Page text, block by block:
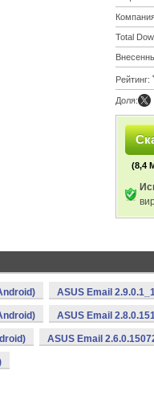
Total
Рейтинг:
Доля:
(8,4
ASUS Email
ASUS Email
ASUS Email